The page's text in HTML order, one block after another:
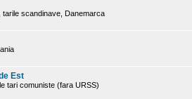
tarile scandinave, Danemarca
Est
tari comuniste (fara URSS)